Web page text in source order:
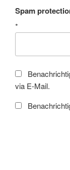
Spam
*
via E-Mail.